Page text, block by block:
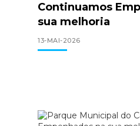
Continuamos
sua melhoria
13-MAI-2026